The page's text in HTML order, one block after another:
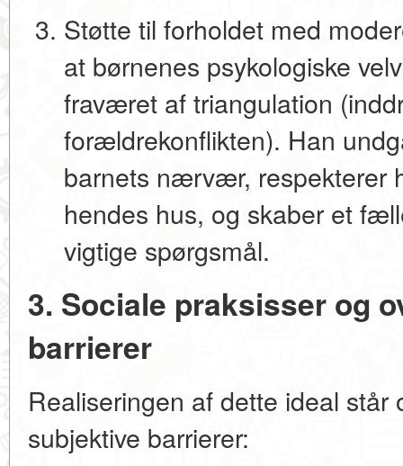
Støtte til forholdet med
at børnenes psykologiske
fraværet aftriangulation
forældrekonflikten). Han
barnets nærvær, respekterer
hendes hus, og skaber et
vigtige spørgsmål.
3. Sociale praksisser og
barrierer
Realiseringen af dette ideal står
subjektive barrierer: